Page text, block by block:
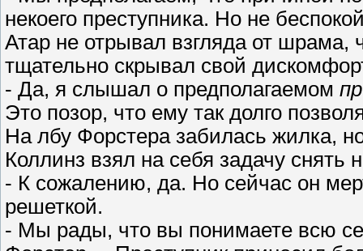
некоего преступника. Но не
Атар не отрывал взгляда от шрама,
тщательно скрывал свой
- Да, я слышал о предполагаемом
Это позор, что ему так долго
На лбу Форстера забилась жилка,
Коллинз взял на себя задачу снять
- К сожалению, да. Но сейчас он
решеткой.
- Мы рады, что вы понимаете всю